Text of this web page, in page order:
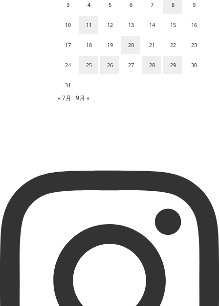
3 4 5 6 7 8 9
10 11 12 13 14 15 16
17 18 19 20 21 22 23
24 25 26 27 28 29 30
31
« 7月 9月 »